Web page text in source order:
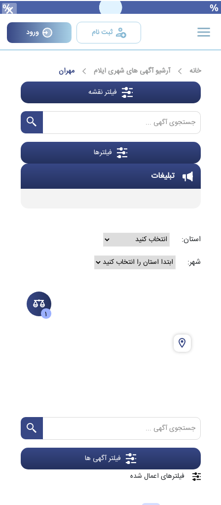
×
ثبت نام ورود
خانه آرشیو آگهی های شهری ایلام
مهران
فیلتر نقشه
فیلترها
تبلیغات
استان:
شهر:
1
فیلتر آگهی ها
فیلترهای اعمال شده